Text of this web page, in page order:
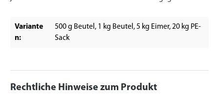
Variante
n:
500 g Beutel , 1 kg Beutel , 5 kg Eimer, 20 kg PE-
Sack
Rechtliche Hinweise zum Produkt